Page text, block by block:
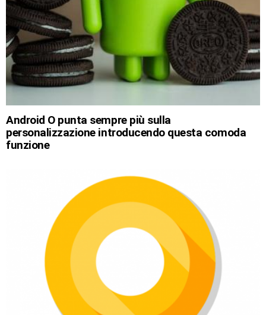
Android O punta sempre più sulla
personalizzazione introducendo questa comoda
funzione